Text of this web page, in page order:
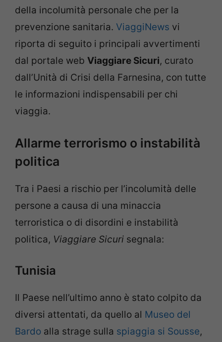
della incolumità personale che per la
prevenzione sanitaria. ViaggiNews vi
riporta di seguito i principali avvertimenti
dal portale web Viaggiare Sicuri, curato
dall’Unità di Crisi della Farnesina, con tutte
le informazioni indispensabili per chi
viaggia.
Allarme terrorismo o instabilità
politica
Tra i Paesi a rischio per l’incolumità delle
persone a causa di una minaccia
terroristica o di disordini e instabilità
politica, Viaggiare Sicuri segnala:
Tunisia
Il Paese nell’ultimo anno è stato colpito da
diversi attentati, da quello al Museo del
Bardo alla strage sulla spiaggia si Sousse,